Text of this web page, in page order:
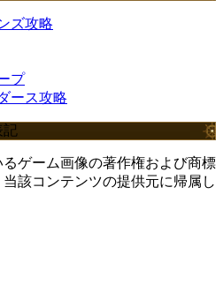
ズ攻略
プ
ース攻略
記
ゲーム画像の著作権および商標
該コンテンツの提供元に帰属し